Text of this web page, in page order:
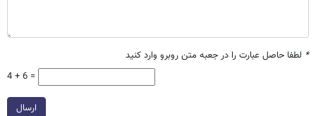
* لطفا حاصل عبارت را در جعبه متن روبرو وارد کنید
4 + 6 =
ارسال